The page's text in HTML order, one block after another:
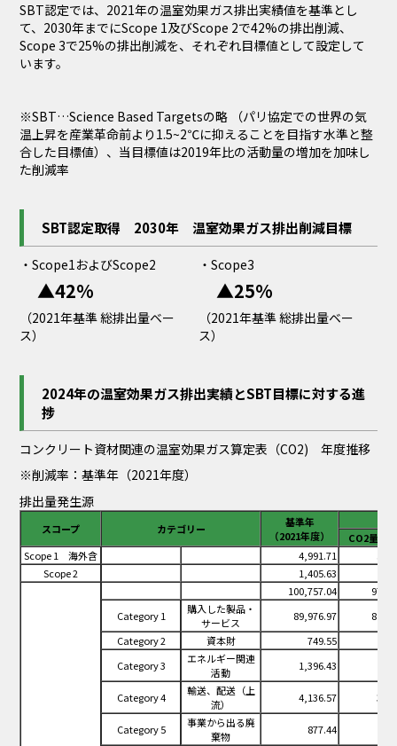
SBT認定では、2021年の温室効果ガス排出実績値を基準とし
て、2030年までにScope 1及びScope 2で42%の排出削減、
Scope 3で25%の排出削減を、それぞれ目標値として設定して
います。
※SBT…Science Based Targetsの略 （パリ協定での世界の気
温上昇を産業革命前より1.5~2℃に抑えることを目指す水準と整
合した目標値）、当目標値は2019年比の活動量の増加を加味し
た削減率
SBT認定取得 2030年 温室効果ガス排出削減目標
・Scope1およびScope2
▲42%
（2021年基準 総排出量ベー
ス）
・Scope3
▲25%
（2021年基準 総排出量ベー
ス）
2024年の温室効果ガス排出実績とSBT目標に対する進
捗
コンクリート資材関連の温室効果ガス算定表（CO2) 年度推移
※削減率：基準年（2021年度）
排出量発生源
スコープ カテゴリー
基準年
（2021年度）
CO2量（
Scope 1 海外含
4,991.71
Scope 2
1,405.63
100,757.04
Category 1
購入した製品・
サービス
89,976.97
Category 2
資本財 749.55
Category 3
エネルギー関連
活動
1,396.43
Category 4
輸送、配送（上
流）
4,136.57
Category 5
事業から出る廃
棄物
877.44